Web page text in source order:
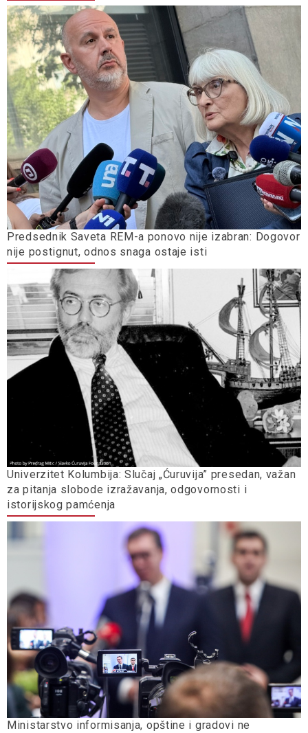
Predsednik Saveta REM-a ponovo nije izabran: Dogovor
nije postignut, odnos snaga ostaje isti
Univerzitet Kolumbija: Slučaj „Ćuruvija” presedan, važan
za pitanja slobode izražavanja, odgovornosti i
istorijskog pamćenja
Ministarstvo informisanja, opštine i gradovi ne